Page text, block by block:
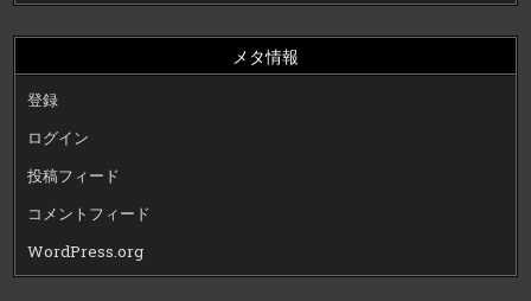
メタ情報
登録
ログイン
投稿フィード
コメントフィード
WordPress.org